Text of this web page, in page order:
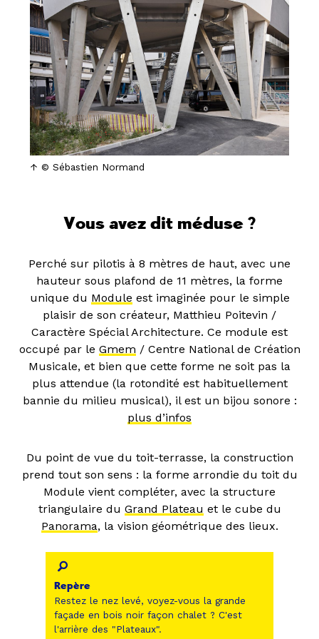
© Sébastien Normand
Vous avez dit méduse ?
Perché sur pilotis à 8 mètres de haut, avec une
hauteur sous plafond de 11 mètres, la forme
unique du Module est imaginée pour le simple
plaisir de son créateur, Matthieu Poitevin /
Caractère Spécial Architecture. Ce module est
occupé par le Gmem / Centre National de Création
Musicale, et bien que cette forme ne soit pas la
plus attendue (la rotondité est habituellement
bannie du milieu musical), il est un bijou sonore :
plus d’infos
Du point de vue du toit-terrasse, la construction
prend tout son sens : la forme arrondie du toit du
Module vient compléter, avec la structure
triangulaire du Grand Plateau et le cube du
Panorama, la vision géométrique des lieux.
Repère
Restez le nez levé, voyez-vous la grande
façade en bois noir façon chalet ? C'est
l'arrière des "Plateaux".